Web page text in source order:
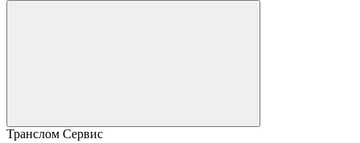
Транслом Сервис